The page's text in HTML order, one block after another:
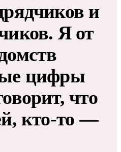
и
Я от
цифры
что
кто-то —